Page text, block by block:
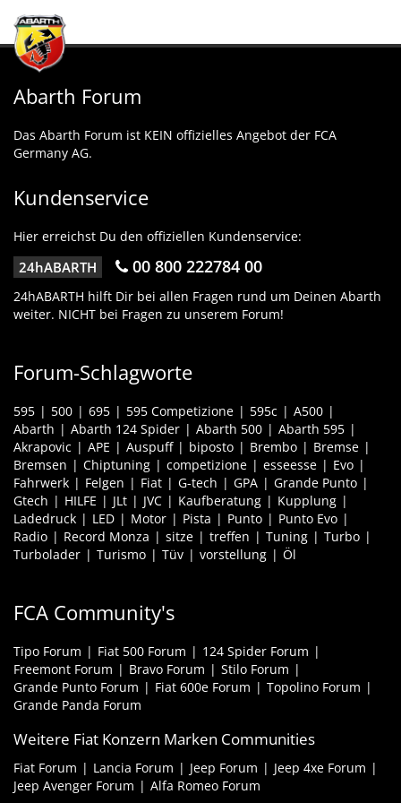
Abarth Forum
Das Abarth Forum ist KEIN offizielles Angebot der FCA
Germany AG.
Kundenservice
Hier erreichst Du den offiziellen Kundenservice:
24hABARTH 00 800 222784 00
24hABARTH hilft Dir bei allen Fragen rund um Deinen Abarth
weiter. NICHT bei Fragen zu unserem Forum!
Forum-Schlagworte
595 500 695 595 Competizione 595c
A500
Abarth
Abarth 124 Spider Abarth 500
Abarth 595
Akrapovic
APE Auspuff biposto Brembo
Bremse
Bremsen
Chiptuning competizione esseesse
Evo
Fahrwerk
Felgen Fiat G-tech GPA
Grande Punto
Gtech
HILFE JLt JVC Kaufberatung
Kupplung
Ladedruck
LED Motor Pista Punto
Punto Evo
Radio
Record Monza sitze treffen Tuning
Turbo
Turbolader
Turismo Tüv vorstellung Öl
FCA Community's
Tipo Forum Fiat 500 Forum
124 Spider Forum
Freemont Forum
Bravo Forum
Stilo Forum
Grande Punto Forum
Fiat 600e Forum
Topolino Forum
Grande Panda Forum
Weitere Fiat Konzern Marken Communities
Fiat Forum Lancia Forum Jeep Forum
Jeep 4xe Forum
Jeep Avenger Forum
Alfa Romeo Forum